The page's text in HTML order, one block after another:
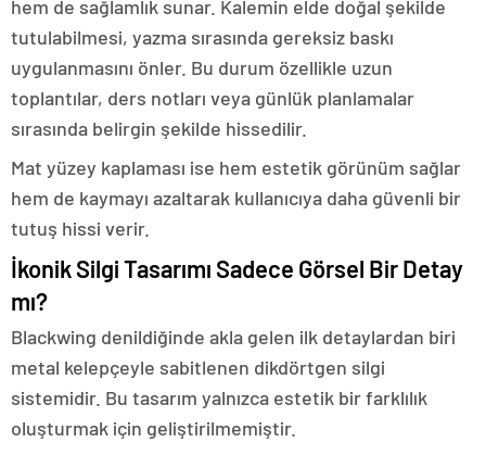
hem de sağlamlık sunar. Kalemin elde doğal şekilde
tutulabilmesi, yazma sırasında gereksiz baskı
uygulanmasını önler. Bu durum özellikle uzun
toplantılar, ders notları veya günlük planlamalar
sırasında belirgin şekilde hissedilir.
Mat yüzey kaplaması ise hem estetik görünüm sağlar
hem de kaymayı azaltarak kullanıcıya daha güvenli bir
tutuş hissi verir.
İkonik Silgi Tasarımı Sadece Görsel Bir Detay
mı?
Blackwing denildiğinde akla gelen ilk detaylardan biri
metal kelepçeyle sabitlenen dikdörtgen silgi
sistemidir. Bu tasarım yalnızca estetik bir farklılık
oluşturmak için geliştirilmemiştir.